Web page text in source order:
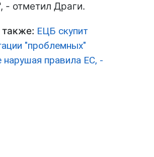
- отметил Драги.
также: ЕЦБ скупит
"проблемных"
нарушая правила ЕС, -